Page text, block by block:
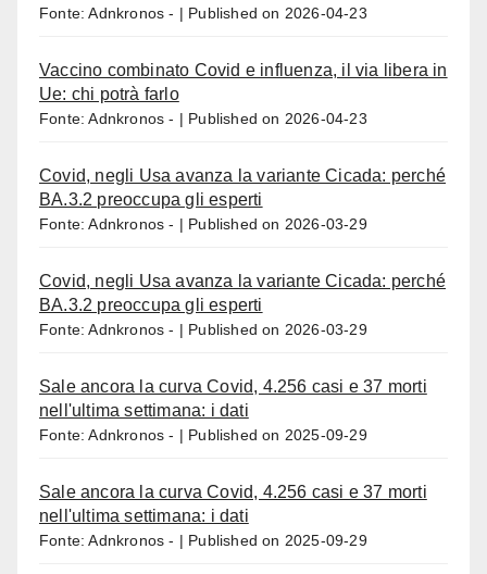
Fonte: Adnkronos - Published on 2026-04-23
Vaccino combinato Covid e influenza, il via libera in
Ue: chi potrà farlo
Fonte: Adnkronos - Published on 2026-04-23
Covid, negli Usa avanza la variante Cicada: perché
BA.3.2 preoccupa gli esperti
Fonte: Adnkronos - Published on 2026-03-29
Covid, negli Usa avanza la variante Cicada: perché
BA.3.2 preoccupa gli esperti
Fonte: Adnkronos - Published on 2026-03-29
Sale ancora la curva Covid, 4.256 casi e 37 morti
nell'ultima settimana: i dati
Fonte: Adnkronos - Published on 2025-09-29
Sale ancora la curva Covid, 4.256 casi e 37 morti
nell'ultima settimana: i dati
Fonte: Adnkronos - Published on 2025-09-29